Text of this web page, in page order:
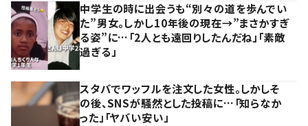
中学生の時に出会うも“別々の道を歩んでい
た”男女。しかし10年後の現在→”まさかすぎ
る姿”に…「2人とも遠回りしたんだね」「素敵
過ぎる」
スタバでワッフルを注文した女性。しかしそ
の後、SNSが騒然とした投稿に…「知らなか
った」「ヤバい安い」